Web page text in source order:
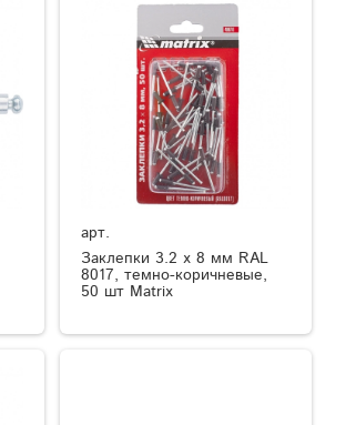
арт.
Заклепки 3.2 х 8 мм RAL
8017, темно-коричневые,
50 шт Matrix